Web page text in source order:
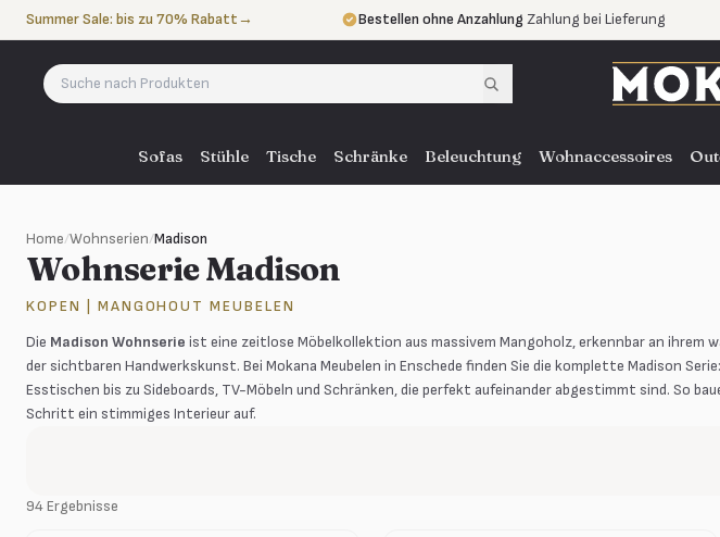
Zum Inhalt springen
Summer Sale: bis zu 70% Rabatt→ Bestellen ohne Anzahlung Zahlung bei Lieferung
in ganz NL, BE und DE
Sofas Stühle Tische Schränke Beleuchtung Wohnaccessoires
Home/Wohnserien/Madison
Wohnserie Madison
KOPEN | MANGOHOUT MEUBELEN
Die Madison Wohnserie ist eine zeitlose Möbelkollektion aus massivem Mangoholz, erkennbar an ihrem
der sichtbaren Handwerkskunst. Bei Mokana Meubelen in Enschede finden Sie die komplette Madison
Esstischen bis zu Sideboards, TV-Möbeln und Schränken, die perfekt aufeinander abgestimmt sind. So
Schritt ein stimmiges Interieur auf.
94 Ergebnisse